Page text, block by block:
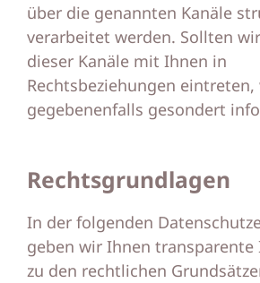
über die genannten Kanäle
verarbeitet werden. Sollten
dieser Kanäle mit Ihnen in
Rechtsbeziehungen
gegebenenfalls gesondert
Rechtsgrundlagen
In der folgenden
geben wir Ihnen
zu den rechtlichen